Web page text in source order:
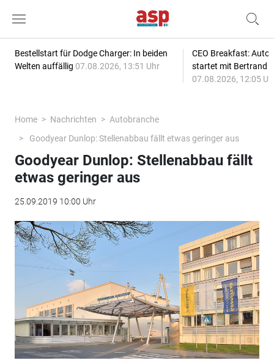
Bestellstart für Dodge Charger: In beiden
Welten auffällig 07.08.2026, 13:51 Uhr
CEO Breakfast:
startet mit Bertrand
07.08.2026, 12:05
Home Nachrichten
Autobranche
Goodyear Dunlop: Stellenabbau fällt etwas geringer aus
Goodyear Dunlop: Stellenabbau fällt
etwas geringer aus
25.09.2019 10:00 Uhr